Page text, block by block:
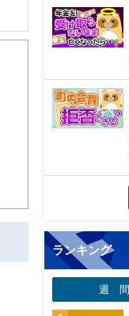
き
ランキング
週 間